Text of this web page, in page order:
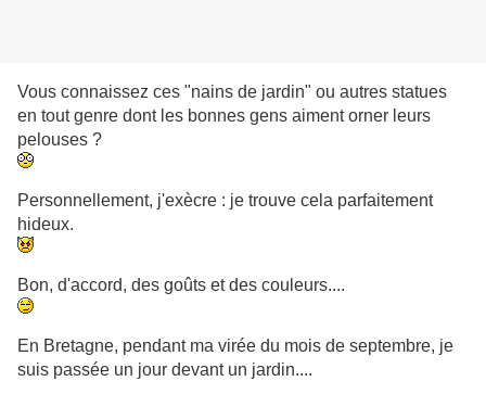
Vous connaissez ces "nains de jardin" ou autres statues
en tout genre dont les bonnes gens aiment orner leurs
pelouses ?
Personnellement, j'exècre : je trouve cela parfaitement
hideux.
Bon, d'accord, des goûts et des couleurs....
En Bretagne, pendant ma virée du mois de septembre, je
suis passée un jour devant un jardin....